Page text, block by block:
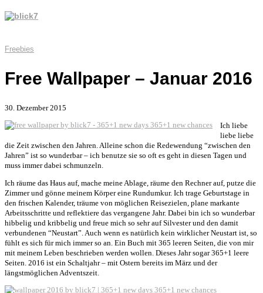
Freebies
Free Wallpaper – Januar 2016
30. Dezember 2015
Ich liebe
liebe liebe
die Zeit zwischen den Jahren. Alleine schon die Redewendung “zwischen den
Jahren” ist so wunderbar – ich benutze sie so oft es geht in diesen Tagen und
muss immer dabei schmunzeln.
Ich räume das Haus auf, mache meine Ablage, räume den Rechner auf, putze die
Zimmer und gönne meinem Körper eine Rundumkur. Ich trage Geburtstage in
den frischen Kalender, träume von möglichen Reisezielen, plane markante
Arbeitsschritte und reflektiere das vergangene Jahr. Dabei bin ich so wunderbar
hibbelig und kribbelig und freue mich so sehr auf Silvester und den damit
verbundenen “Neustart”. Auch wenn es natürlich kein wirklicher Neustart ist, so
fühlt es sich für mich immer so an. Ein Buch mit 365 leeren Seiten, die von mir
mit meinem Leben beschrieben werden wollen. Dieses Jahr sogar 365+1 leere
Seiten. 2016 ist ein Schaltjahr – mit Ostern bereits im März und der
längstmöglichen Adventszeit.